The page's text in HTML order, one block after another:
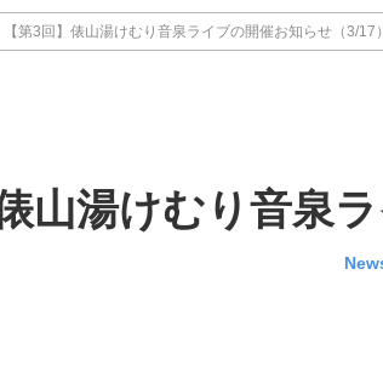
【第3回】俵山湯けむり音泉ライブの開催お知らせ（3/17）
山湯けむり音泉